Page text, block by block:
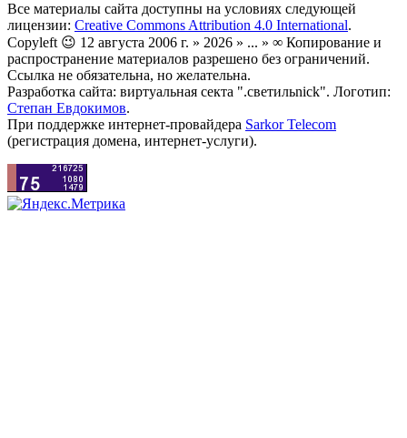
Все материалы сайта доступны на условиях следующей
лицензии: Creative Commons Attribution 4.0 International.
Copyleft 😉 12 августа 2006 г. » 2026 » ... » ∞ Копирование и
распространение материалов разрешено без ограничений.
Ссылка не обязательна, но желательна.
Разработка сайта: виртуальная секта ".светильnick". Логотип:
Степан Евдокимов.
При поддержке интернет-провайдера Sarkor Telecom
(регистрация домена, интернет-услуги).